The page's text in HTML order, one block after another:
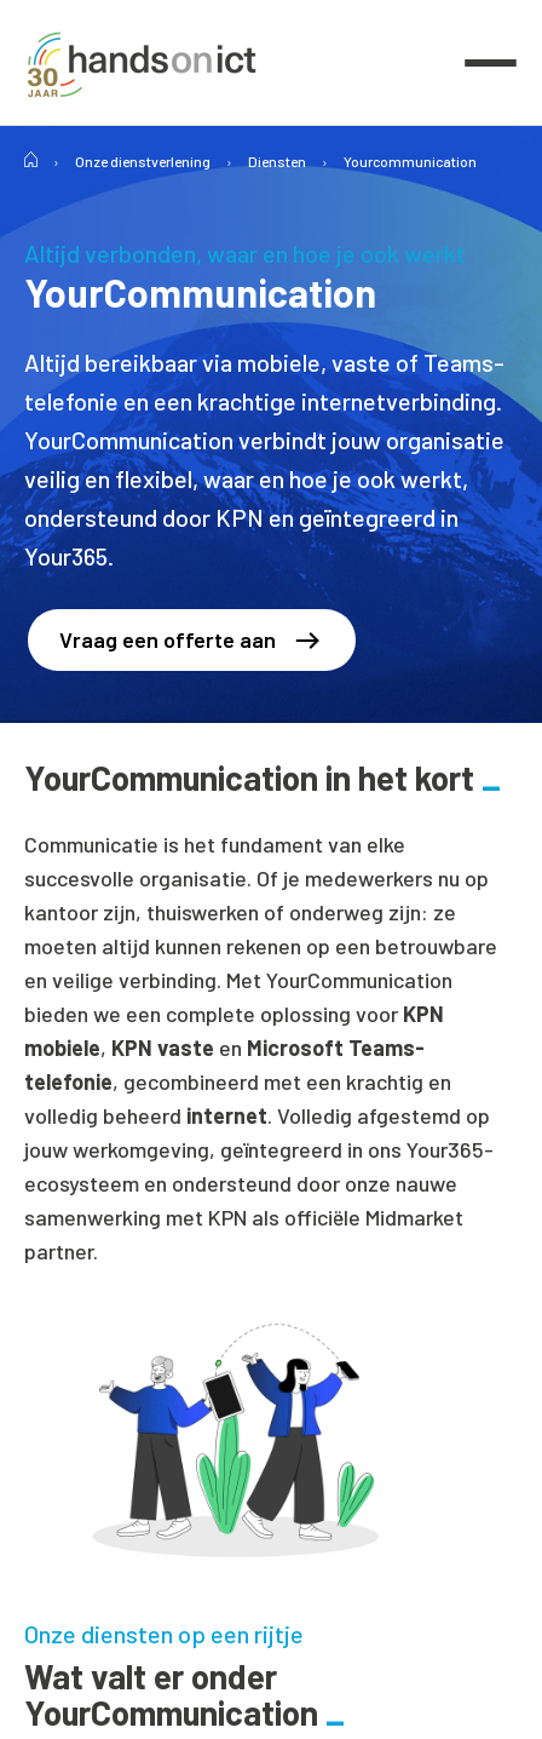
› Onze dienstverlening › Diensten › Yourcommunication
Altijd verbonden, waar en hoe je ook werkt
YourCommunication
Altijd bereikbaar via mobiele, vaste of Teams-
telefonie en een krachtige internetverbinding.
YourCommunication verbindt jouw organisatie
veilig en flexibel, waar en hoe je ook werkt,
ondersteund door KPN en geïntegreerd in
Your365.
Vraag een offerte aan
YourCommunication in het kort
Communicatie is het fundament van elke
succesvolle organisatie. Of je medewerkers nu op
kantoor zijn, thuiswerken of onderweg zijn: ze
moeten altijd kunnen rekenen op een betrouwbare
en veilige verbinding. Met YourCommunication
bieden we een complete oplossing voor KPN
mobiele, KPN vaste en Microsoft Teams-
telefonie, gecombineerd met een krachtig en
volledig beheerd internet. Volledig afgestemd op
jouw werkomgeving, geïntegreerd in ons Your365-
ecosysteem en ondersteund door onze nauwe
samenwerking met KPN als officiële Midmarket
partner.
Onze diensten op een rijtje
Wat valt er onder
YourCommunication